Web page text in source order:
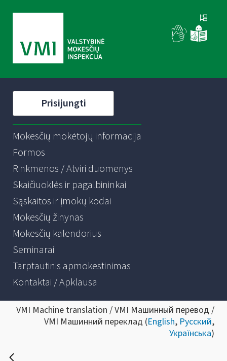
Prisijungti
Mokesčių mokėtojų informacija
Formos
Rinkmenos / Atviri duomenys
Skaičiuoklės ir pagalbininkai
Sąskaitos ir įmokų kodai
Mokesčių žinynas
Mokesčių kalendorius
Seminarai
Tarptautinis apmokestinimas
Kontaktai / Apklausa
VMI Machine translation / VMI Машинный перевод /
VMI Машинний переклад (English, Русский,
Українська)